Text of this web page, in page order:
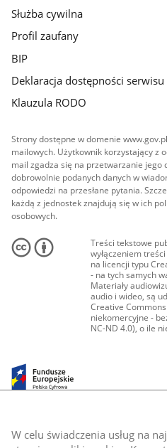
W celu świadczenia usług na
Służba cywilna
Profil zaufany
BIP
Deklaracja dostępności serwisu
Klauzula RODO
Strony dostępne w domenie
mailowych. Użytkownik korzystający z
mail zgadza się na przetwarzanie jego
dobrowolnie podanych danych w
odpowiedzi na przesłane pytania.
każdą z jednostek znajdują się w ich
osobowych.
Treści tekstowe
wyłączeniem
na licencji typu
- na tych samych
Materiały
audio i wideo, są
Creative
niekomercyjne -
NC-ND 4.0), o ile